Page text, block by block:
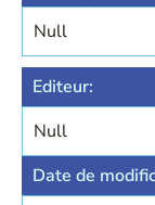
Null
Editeur:
Null
Date de